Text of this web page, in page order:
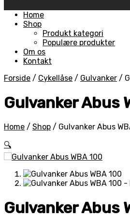
Skip
Home
Shop
Produkt kategori
Populære produkter
Om os
Kontakt
Forside / Cykellåse / Gulvanker /
Gulvanker Abus
Home / Shop / Gulvanker Abus
🔍
Gulvanker Abus